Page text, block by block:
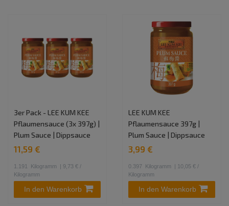
3er Pack - LEE KUM KEE
Pflaumensauce (3x 397g) |
Plum Sauce | Dippsauce
11,59 €
1.191 Kilogramm
| 9,73 € /
Kilogramm
In den Warenkorb
LEE KUM KEE
Pflaumensauce 397g |
Plum Sauce | Dippsauce
3,99 €
0.397 Kilogramm
| 10,05 € /
Kilogramm
In den Warenkorb